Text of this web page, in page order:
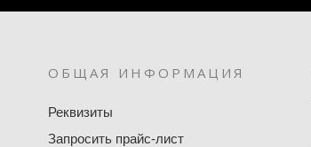
ОБЩАЯ ИНФОРМАЦИЯ
Реквизиты
Запросить прайс-лист